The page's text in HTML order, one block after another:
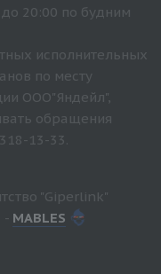
20:00 по будним
исполнительных
по месту
ООО"Яндейл",
обращения
13-33.
"Giperlink"
- MABLES